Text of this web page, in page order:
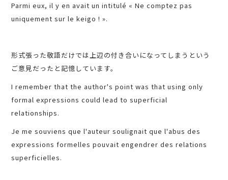
Parmi eux, il y en avait un intitulé « Ne comptez pas
uniquement sur le keigo ! ».
形式張った敬語だけでは上辺の付き合いになってしまうという
ご意見だったと記憶しています。
I remember that the author's point was that using only
formal expressions could lead to superficial
relationships.
Je me souviens que l'auteur soulignait que l'abus des
expressions formelles pouvait engendrer des relations
superficielles.